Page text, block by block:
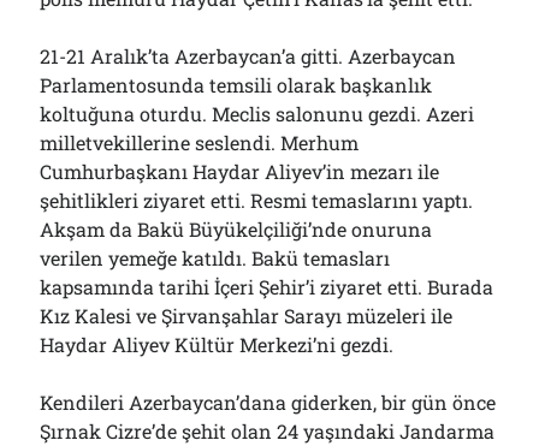
21-21 Aralık’ta Azerbaycan’a gitti. Azerbaycan
Parlamentosunda temsili olarak başkanlık
koltuğuna oturdu. Meclis salonunu gezdi. Azeri
milletvekillerine seslendi. Merhum
Cumhurbaşkanı Haydar Aliyev’in mezarı ile
şehitlikleri ziyaret etti. Resmi temaslarını yaptı.
Akşam da Bakü Büyükelçiliği’nde onuruna
verilen yemeğe katıldı. Bakü temasları
kapsamında tarihi İçeri Şehir’i ziyaret etti. Burada
Kız Kalesi ve Şirvanşahlar Sarayı müzeleri ile
Haydar Aliyev Kültür Merkezi’ni gezdi.
Kendileri Azerbaycan’dana giderken, bir gün önce
Şırnak Cizre’de şehit olan 24 yaşındaki Jandarma